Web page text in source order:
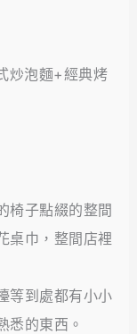
椅子點綴的整間
桌巾，整間店裡
等到處都有小小
悉的東西。